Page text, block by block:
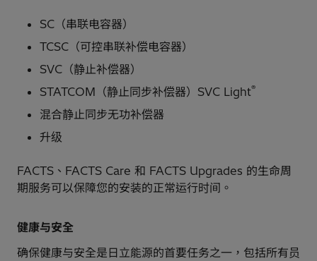
SC（串联电容器）
TCSC（可控串联补偿电容器）
SVC（静止补偿器）
STATCOM（静止同步补偿器）SVC Light®
混合静止同步无功补偿器
升级
FACTS、FACTS Care 和 FACTS Upgrades 的生命周
期服务可以保障您的安装的正常运行时间。
健康与安全
确保健康与安全是日立能源的首要任务之一，包括所有员